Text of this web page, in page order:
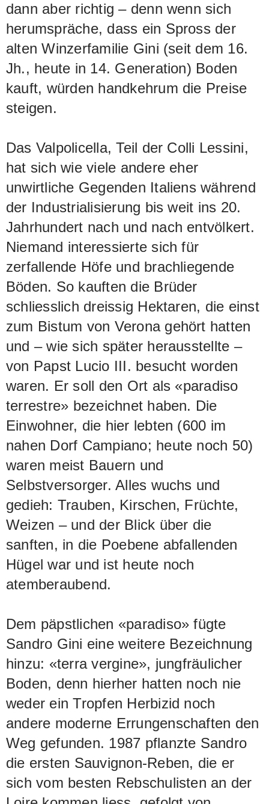
dann aber richtig – denn wenn sich
herumspräche, dass ein Spross der
alten Winzerfamilie Gini (seit dem 16.
Jh., heute in 14. Generation) Boden
kauft, würden handkehrum die Preise
steigen.
Das Valpolicella, Teil der Colli Lessini,
hat sich wie viele andere eher
unwirtliche Gegenden Italiens während
der Industrialisierung bis weit ins 20.
Jahrhundert nach und nach entvölkert.
Niemand interessierte sich für
zerfallende Höfe und brachliegende
Böden. So kauften die Brüder
schliesslich dreissig Hektaren, die einst
zum Bistum von Verona gehört hatten
und – wie sich später herausstellte –
von Papst Lucio III. besucht worden
waren. Er soll den Ort als «paradiso
terrestre» bezeichnet haben. Die
Einwohner, die hier lebten (600 im
nahen Dorf Campiano; heute noch 50)
waren meist Bauern und
Selbstversorger. Alles wuchs und
gedieh: Trauben, Kirschen, Früchte,
Weizen – und der Blick über die
sanften, in die Poebene abfallenden
Hügel war und ist heute noch
atemberaubend.
Dem päpstlichen «paradiso» fügte
Sandro Gini eine weitere Bezeichnung
hinzu: «terra vergine», jungfräulicher
Boden, denn hierher hatten noch nie
weder ein Tropfen Herbizid noch
andere moderne Errungenschaften den
Weg gefunden. 1987 pflanzte Sandro
die ersten Sauvignon-Reben, die er
sich vom besten Rebschulisten an der